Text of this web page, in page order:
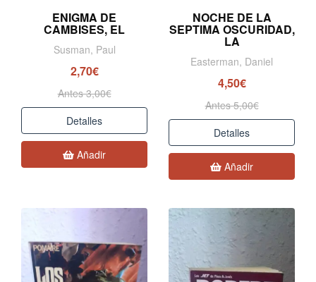
ENIGMA DE
CAMBISES, EL
Susman, Paul
2,70€
Antes 3,00€
Detalles
Añadir
NOCHE DE LA
SEPTIMA OSCURIDAD,
LA
Easterman, Daniel
4,50€
Antes 5,00€
Detalles
Añadir